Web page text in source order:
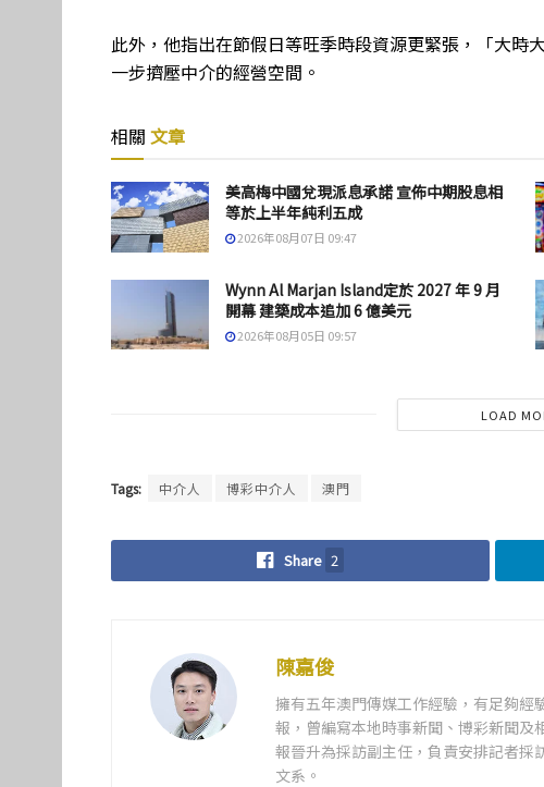
此外，他指出在節假日等旺季時段資源更緊張，「大時
一步擠壓中介的經營空間。
相關 文章
美高梅中國兌現派息承諾 宣佈中期股息相
等於上半年純利五成
2026年08月07日 09:47
Wynn Al Marjan Island定於 2027 年 9 月
開幕 建築成本追加 6 億美元
2026年08月05日 09:57
LOAD
Tags: 中介人 博彩中介人 澳門
Share 2
陳嘉俊
擁有五年澳門傳媒工作經驗，有足夠
報，曾編寫本地時事新聞、博彩新聞
報晉升為採訪副主任，負責安排記者
文系。